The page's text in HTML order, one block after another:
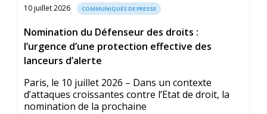
10 juillet 2026 COMMUNIQUÉS DE PRESSE
Nomination du Défenseur des droits :
l’urgence d’une protection effective des
lanceurs d’alerte
Paris, le 10 juillet 2026 – Dans un contexte
d’attaques croissantes contre l’Etat de droit, la
nomination de la prochaine